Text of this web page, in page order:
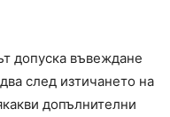
допуска въвеждане
след изтичането на
допълнителни